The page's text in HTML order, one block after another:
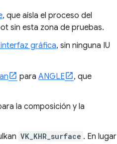
, que aísla el proceso del
sin esta zona de pruebas.
gráfica, sin ninguna IU
para ANGLE
, que
la composición y la
VK_KHR_surface . En lugar